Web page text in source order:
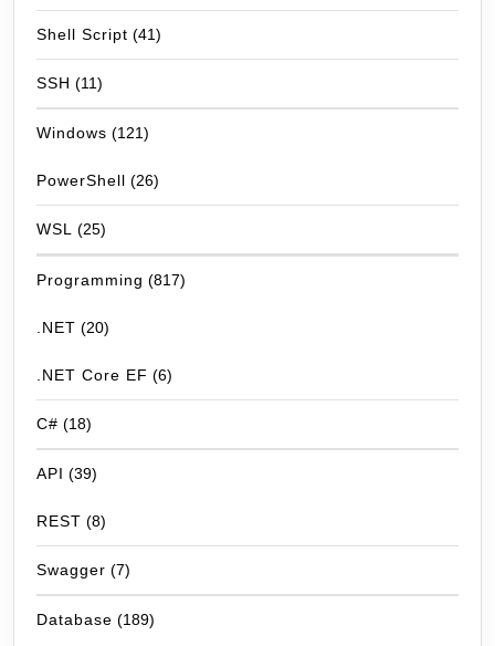
Shell Script (41)
SSH (11)
Windows (121)
PowerShell (26)
WSL (25)
Programming (817)
.NET (20)
.NET Core EF (6)
C# (18)
API (39)
REST (8)
Swagger (7)
Database (189)